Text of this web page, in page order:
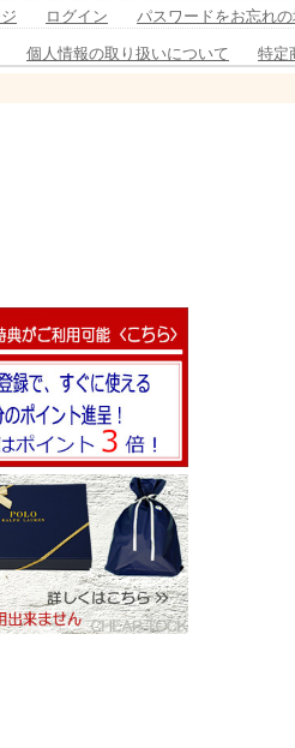
ログイン パスワードをお忘れの
個人情報の取り扱いについて 特定